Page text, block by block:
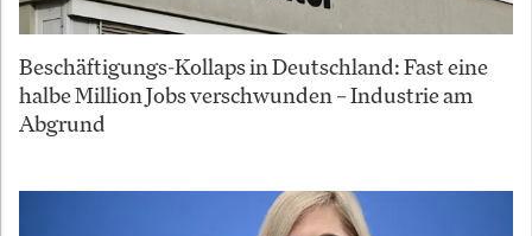
Beschäftigungs-Kollaps in Deutschland: Fast eine
halbe Million Jobs verschwunden – Industrie am
Abgrund